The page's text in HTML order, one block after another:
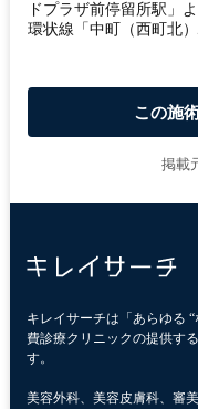
ドプラザ前停留所駅」
環状線「中町（西町北
この施
掲載
キレイサーチは「あらゆる
費診療クリニックの提供す
す。
美容外科、美容皮膚科、審